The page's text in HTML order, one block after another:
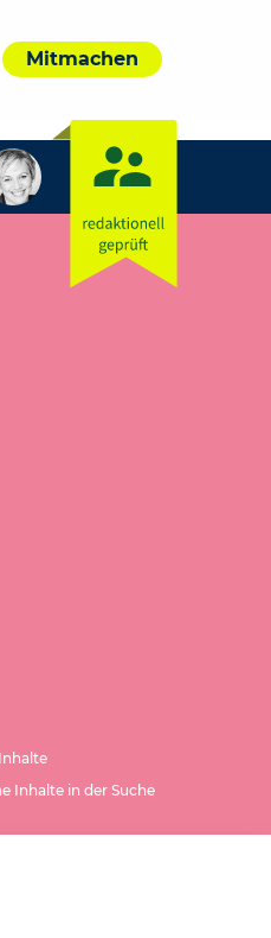
Mitmachen
Inhalte in der Suche